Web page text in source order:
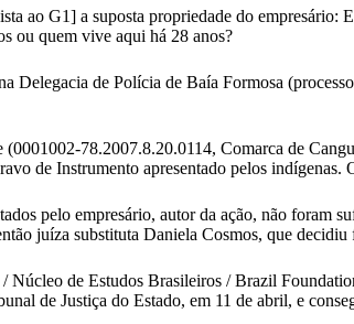
ao G1] a suposta propriedade do empresário:
ou quem vive aqui há 28 anos?
de Polícia de Baía Formosa
78.2007.8.20.0114, Comarca de
de Instrumento apresentado pelos indígenas.
pelo empresário, autor da ação, não foram
juíza substituta Daniela Cosmos, que
de Estudos Brasileiros / Brazil
de Justiça do Estado, em 11 de abril, e